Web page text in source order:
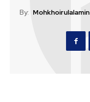
By: Mohkhoirulalamin